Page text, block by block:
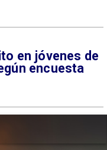
en jóvenes de
encuesta